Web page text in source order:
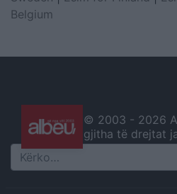
Belgium
© 2003 - 2026
gjitha të drejtat
Search